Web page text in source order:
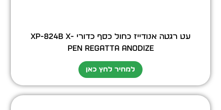
עט רגטה אנודייז כחול כסף כדורי XP-824b X-
Pen Regatta Anodize
למחיר לחץ כאן